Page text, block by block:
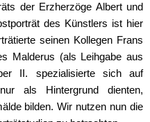
der Erzherzöge Albert und
des Künstlers ist hier
seinen Kollegen Frans
Malderus (als Leihgabe aus
II. spezialisierte sich auf
als Hintergrund dienten,
bilden. Wir nutzen nun die